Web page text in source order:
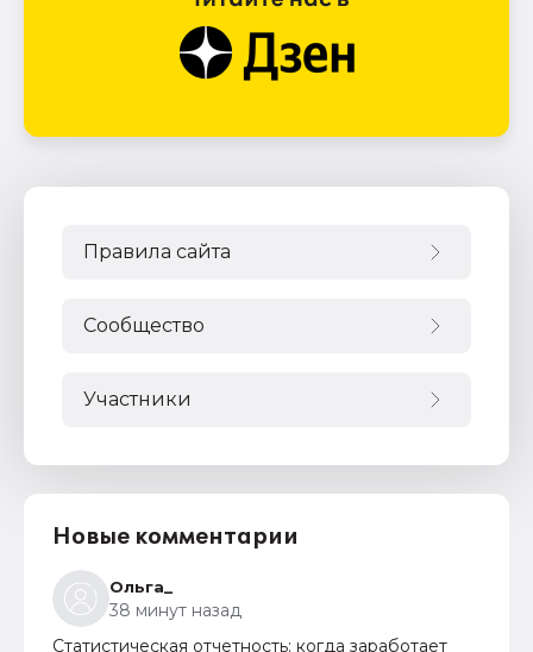
Правила сайта
Сообщество
Участники
Новые комментарии
Ольга_
38 минут назад
Статистическая отчетность: когда заработает